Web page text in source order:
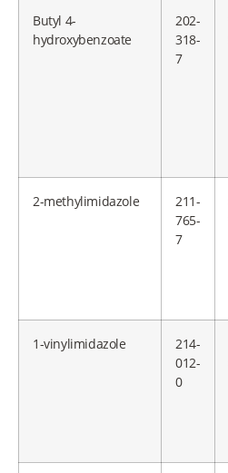
Butyl 4-
hydroxybenzoate
202-
318-
7
2-methylimidazole
211-
765-
7
1-vinylimidazole
214-
012-
0